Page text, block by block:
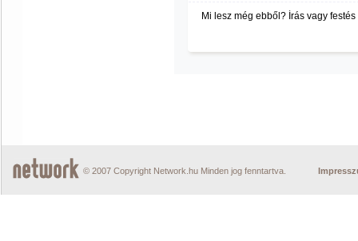
Mi lesz még ebből? Írás vagy festés
© 2007 Copyright Network.hu Minden jog fenntartva.